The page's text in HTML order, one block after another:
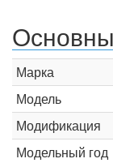
Марка
Модель
Модификация
Модельный год